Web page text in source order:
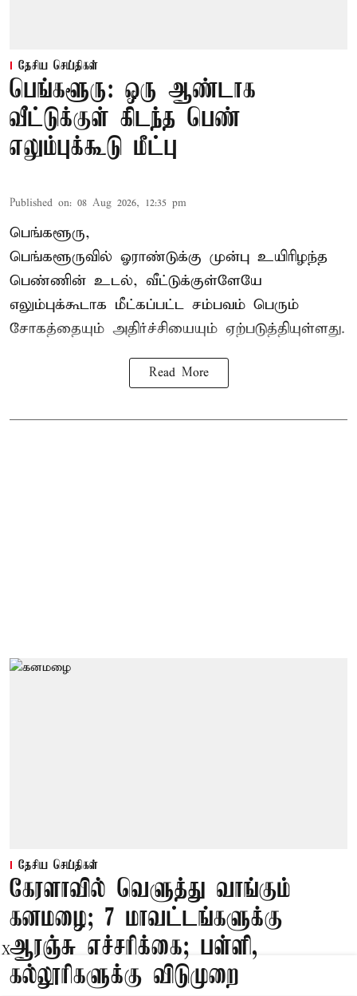
தேசிய செய்திகள்
பெங்களூரு: ஒரு ஆண்டாக
வீட்டுக்குள் கிடந்த பெண்
எலும்புக்கூடு மீட்பு
Published on: 08 Aug 2026, 12:35 pm
பெங்களூரு,
பெங்களூருவில் ஓராண்டுக்கு முன்பு உயிரிழந்த
பெண்ணின் உடல், வீட்டுக்குள்ளேயே
எலும்புக்கூடாக மீட்கப்பட்ட சம்பவம் பெரும்
சோகத்தையும் அதிர்ச்சியையும் ஏற்படுத்தியுள்ளது.
Read More
தேசிய செய்திகள்
கேரளாவில் வெளுத்து வாங்கும்
கனமழை; 7 மாவட்டங்களுக்கு
ஆரஞ்சு எச்சரிக்கை; பள்ளி,
கல்லூரிகளுக்கு விடுமுறை
X